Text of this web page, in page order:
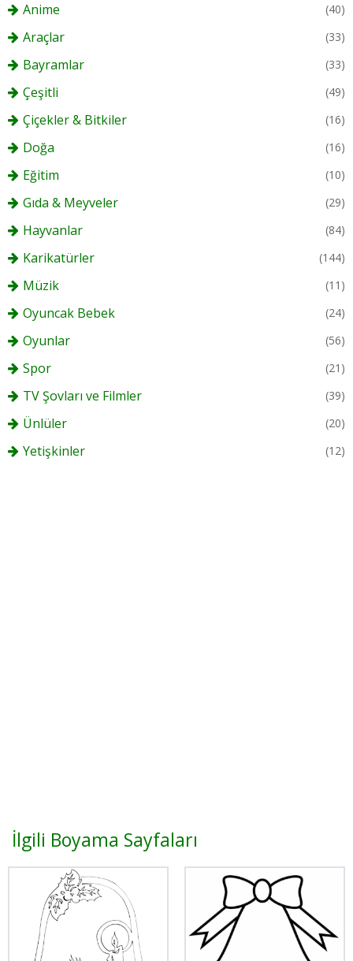
Anime (40)
Araçlar (33)
Bayramlar (33)
Çeşitli (49)
Çiçekler & Bitkiler (16)
Doğa (16)
Eğitim (10)
Gıda & Meyveler (29)
Hayvanlar (84)
Karikatürler (144)
Müzik (11)
Oyuncak Bebek (24)
Oyunlar (56)
Spor (21)
TV Şovları ve Filmler (39)
Ünlüler (20)
Yetişkinler (12)
İlgili Boyama Sayfaları